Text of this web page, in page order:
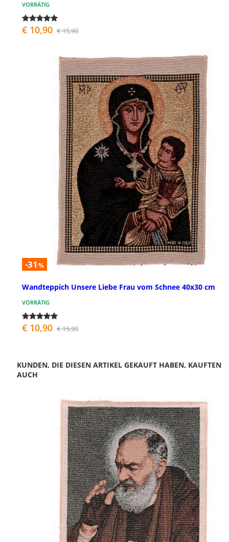
VORRÄTIG
€ 10,90 € 15,90
-31 %
Wandteppich Unsere Liebe Frau vom Schnee 40x30 cm
VORRÄTIG
€ 10,90 € 15,90
KUNDEN, DIE DIESEN ARTIKEL GEKAUFT HABEN, KAUFTEN
AUCH